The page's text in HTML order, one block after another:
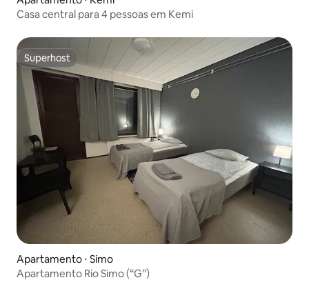
Casa central para 4 pessoas em Kemi
Superhost
Superhost
Apartamento ⋅ Simo
Apartamento Rio Simo (“G”)